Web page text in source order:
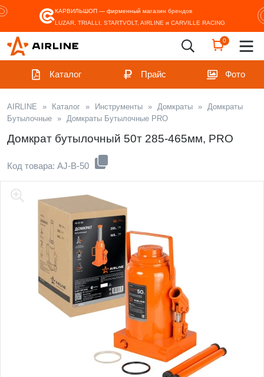
КАРВИЛЬШОП — фирменный магазин брендов
LUZAR, TRIALLI, STARTVOLT, AIRLINE и CARVILLE RACING
0
Каталог Прайс Фото
AIRLINE » Каталог » Инструменты » Домкраты » Домкраты
Бутылочные » Домкраты Бутылочные PRO
Домкрат бутылочный 50т 285-465мм, PRO
Код товара: AJ-B-50